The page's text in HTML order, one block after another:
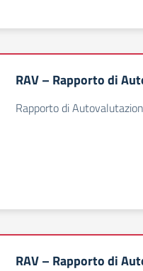
RAV – Rapporto di
Rapporto di
RAV – Rapporto di